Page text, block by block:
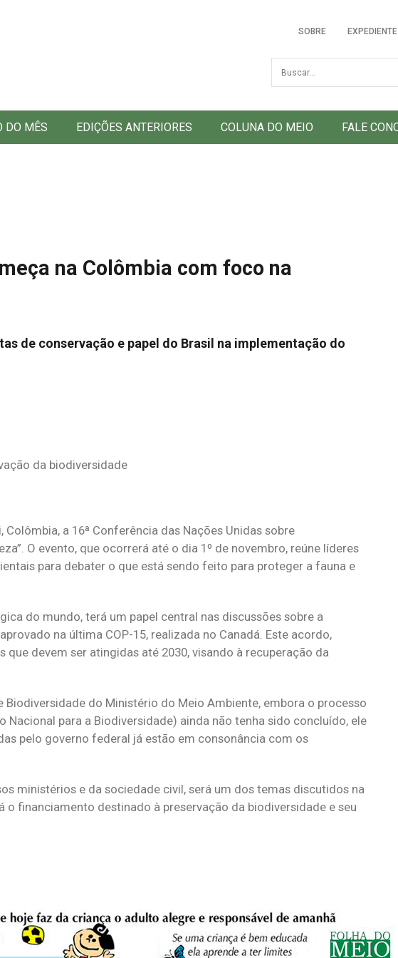
SOBRE EXPEDIENTE
Busca
DO MÊS EDIÇÕES ANTERIORES COLUNA DO MEIO FALE
na Colômbia com foco na
de conservação e papel do Brasil na implementação do
da biodiversidade
a 16ª Conferência das Nações Unidas sobre
O evento, que ocorrerá até o dia 1º de novembro, reúne líderes
para debater o que está sendo feito para proteger a fauna e
do mundo, terá um papel central nas discussões sobre a
na última COP-15, realizada no Canadá. Este acordo,
que devem ser atingidas até 2030, visando à recuperação da
do Ministério do Meio Ambiente, embora o processo
Nacional para a Biodiversidade) ainda não tenha sido concluído, ele
pelo governo federal já estão em consonância com os
ministérios e da sociedade civil, será um dos temas discutidos na
financiamento destinado à preservação da biodiversidade e seu